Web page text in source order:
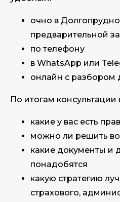
очно в
предварительной
по телефону
в WhatsApp или
онлайн с разбором
По итогам
какие у вас есть
можно ли решить
какие документы и
понадобятся
какую стратегию
страхового,